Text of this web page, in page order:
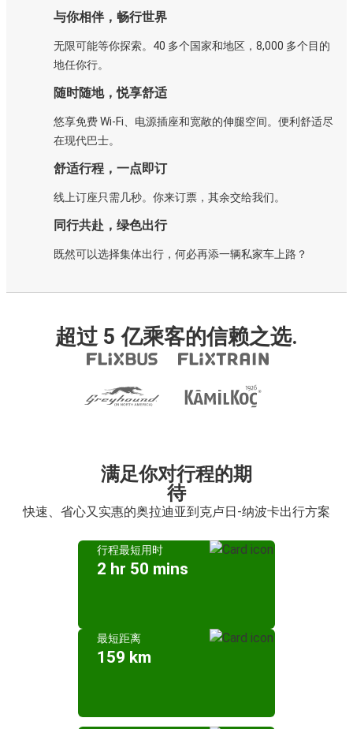
与你相伴，畅行世界
无限可能等你探索。40 多个国家和地区，8,000 多个目的
地任你行。
随时随地，悦享舒适
悠享免费 Wi-Fi、电源插座和宽敞的伸腿空间。便利舒适尽
在现代巴士。
舒适行程，一点即订
线上订座只需几秒。你来订票，其余交给我们。
同行共赴，绿色出行
既然可以选择集体出行，何必再添一辆私家车上路？
超过 5 亿乘客的信赖之选.
满足你对行程的期
待
快速、省心又实惠的奥拉迪亚到克卢日-纳波卡出行方案
行程最短用时
2 hr 50 mins
最短距离
159 km